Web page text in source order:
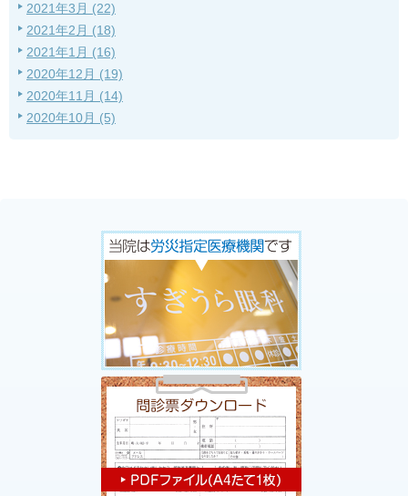
2021年3月 (22)
2021年2月 (18)
2021年1月 (16)
2020年12月 (19)
2020年11月 (14)
2020年10月 (5)